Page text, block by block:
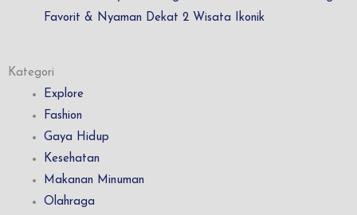
Favorit & Nyaman Dekat 2 Wisata Ikonik
Kategori
Explore
Fashion
Gaya Hidup
Kesehatan
Makanan Minuman
Olahraga